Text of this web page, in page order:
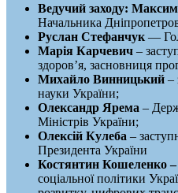
Ведучий заходу: Максим
Начальника
Руслан Стефанчук —
Марія Карчевич –
здоров’я, засновниця
Михайло Винницький –
науки України;
Олександр Ярема –
Міністрів України;
Олексій Кулеба –
Президента України
Костянтин Кошеленко–
соціальної політики